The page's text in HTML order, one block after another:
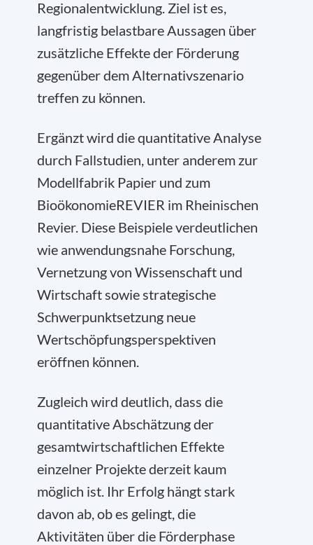
Regionalentwicklung. Ziel ist es,
langfristig belastbare Aussagen über
zusätzliche Effekte der Förderung
gegenüber dem Alternativszenario
treffen zu können.
Ergänzt wird die quantitative Analyse
durch Fallstudien, unter anderem zur
Modellfabrik Papier und zum
BioökonomieREVIER im Rheinischen
Revier. Diese Beispiele verdeutlichen
wie anwendungsnahe Forschung,
Vernetzung von Wissenschaft und
Wirtschaft sowie strategische
Schwerpunktsetzung neue
Wertschöpfungsperspektiven
eröffnen können.
Zugleich wird deutlich, dass die
quantitative Abschätzung der
gesamtwirtschaftlichen Effekte
einzelner Projekte derzeit kaum
möglich ist. Ihr Erfolg hängt stark
davon ab, ob es gelingt, die
Aktivitäten über die Förderphase